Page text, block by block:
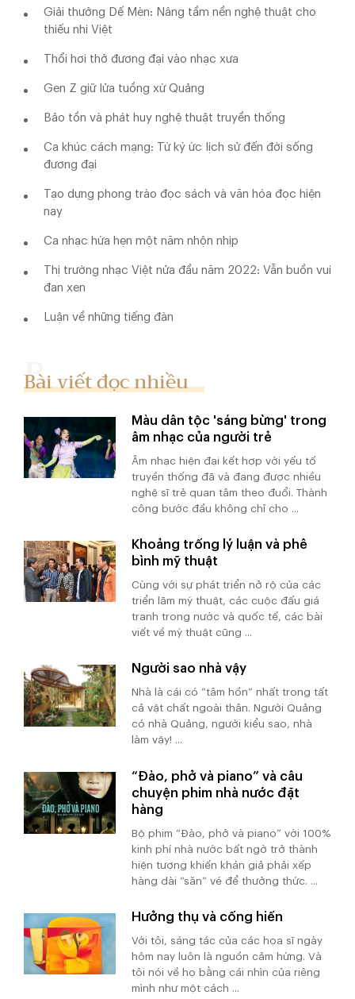
Giải thưởng Dế Mèn: Nâng tầm nền nghệ thuật cho
thiếu nhi Việt
Thổi hơi thở đương đại vào nhạc xưa
Gen Z giữ lửa tuồng xứ Quảng
Bảo tồn và phát huy nghệ thuật truyền thống
Ca khúc cách mạng: Từ ký ức lịch sử đến đời sống
đương đại
Tạo dựng phong trào đọc sách và văn hóa đọc hiện
nay
Ca nhạc hứa hẹn một năm nhộn nhịp
Thị trường nhạc Việt nửa đầu năm 2022: Vẫn buồn vui
đan xen
Luận về những tiếng đàn
Bài viết đọc nhiều
Màu dân tộc 'sáng bừng' trong
âm nhạc của người trẻ
Âm nhạc hiện đại kết hợp với yếu tố
truyền thống đã và đang được nhiều
nghệ sĩ trẻ quan tâm theo đuổi. Thành
công bước đầu không chỉ cho ...
Khoảng trống lý luận và phê
bình mỹ thuật
Cùng với sự phát triển nở rộ của các
triển lãm mỹ thuật, các cuộc đấu giá
tranh trong nước và quốc tế, các bài
viết về mỹ thuật cũng ...
Người sao nhà vậy
Nhà là cái có “tâm hồn” nhất trong tất
cả vật chất ngoài thân. Người Quảng
có nhà Quảng, người kiểu sao, nhà
làm vậy! ...
“Đào, phở và piano” và câu
chuyện phim nhà nước đặt
hàng
Bộ phim “Đào, phở và piano” với 100%
kinh phí nhà nước bất ngờ trở thành
hiện tượng khiến khán giả phải xếp
hàng dài “săn” vé để thưởng thức. ...
Hưởng thụ và cống hiến
Với tôi, sáng tác của các họa sĩ ngày
hôm nay luôn là nguồn cảm hứng. Và
tôi nói về họ bằng cái nhìn của riêng
mình như một cách ...